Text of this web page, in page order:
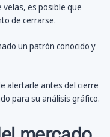
velas, es posible que
de cerrarse.
un patrón conocido y
alertarle antes del cierre
para su análisis gráfico.